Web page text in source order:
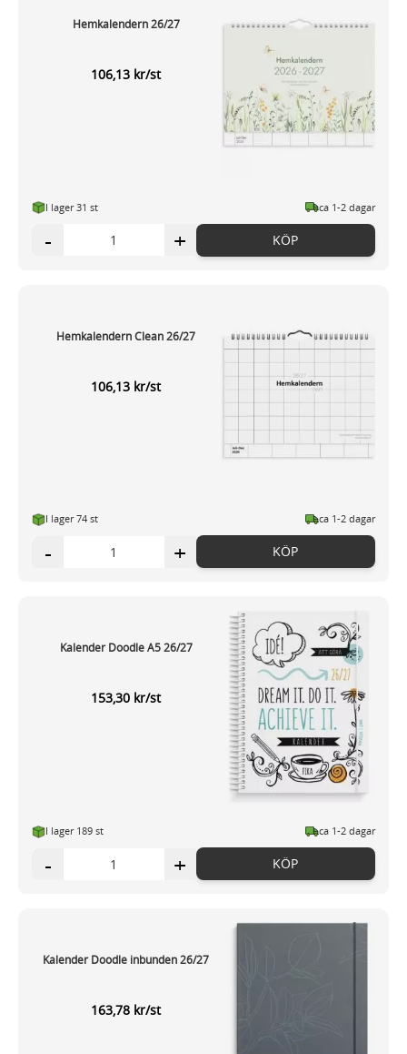
Hemkalendern 26/27
106,13 kr/st
I lager 31 st ca 1-2 dagar
- + KÖP
Hemkalendern Clean 26/27
106,13 kr/st
I lager 74 st ca 1-2 dagar
- + KÖP
Kalender Doodle A5 26/27
153,30 kr/st
I lager 189 st ca 1-2 dagar
- + KÖP
Kalender Doodle inbunden 26/27
163,78 kr/st